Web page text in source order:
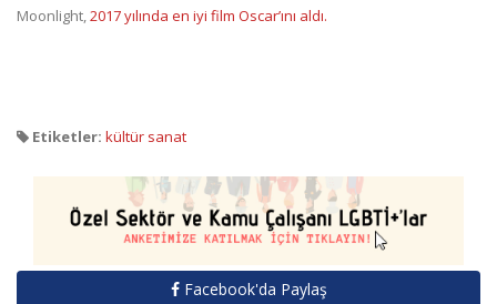
Moonlight, 2017 yılında en iyi film Oscar’ını aldı.
Etiketler: kültür sanat
Facebook'da Paylaş